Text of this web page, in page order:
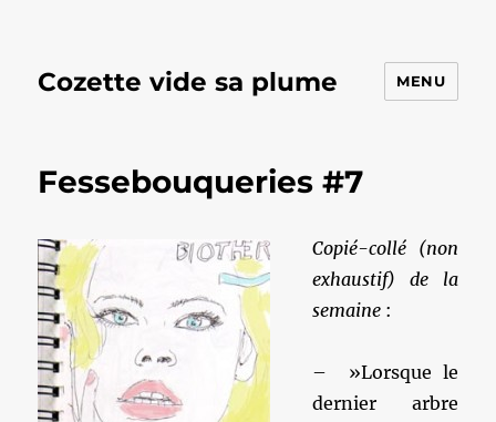
Cozette vide sa plume MENU
Fessebouqueries #7
Copié-collé (non
exhaustif) de la
semaine :
– ‎ »Lorsque le
dernier arbre